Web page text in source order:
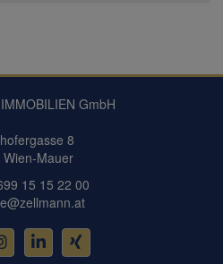
GmbH
8
Wien-Mauer
15 15 22 00